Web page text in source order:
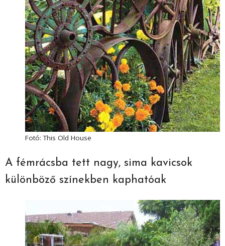
Fotó: This Old House
A fémrácsba tett nagy, sima kavicsok
különböző színekben kaphatóak